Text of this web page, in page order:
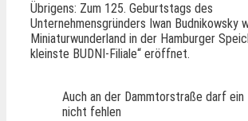
Übrigens: Zum 125. Geburtstags des
Unternehmensgründers Iwan Budnikowsky
Miniaturwunderland in der Hamburger
kleinste BUDNI-Filiale“ eröffnet.
Auch an der Dammtorstraße darf ein
nicht fehlen